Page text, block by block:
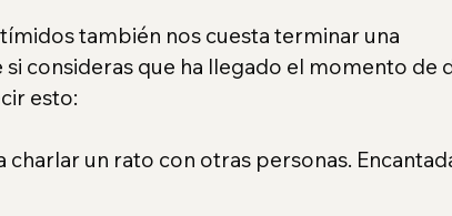
también nos cuesta terminar una
si consideras que ha llegado el momento de
esto:
un rato con otras personas.